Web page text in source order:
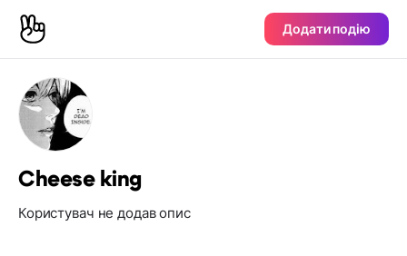
Додати подію
Cheese king
Користувач не додав опис